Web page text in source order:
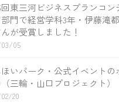
東三河ビジネスプランコン
門で経営学科3年・伊藤滝
が受賞しました！
03/05
いパーク・公式イベント
三輪・山口プロジェクト）
20